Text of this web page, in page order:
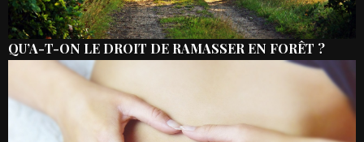
QU’A-T-ON LE DROIT DE RAMASSER EN FORÊT ?